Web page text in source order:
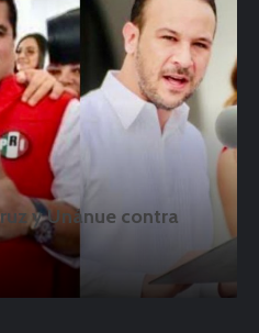
y Unánue contra